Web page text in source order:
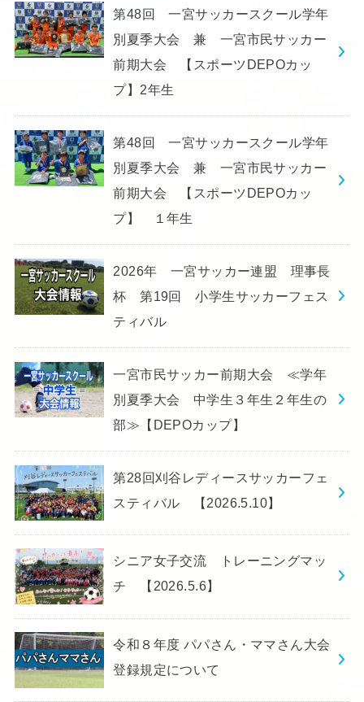
第48回 一宮サッカースクール学年
別夏季大会 兼 一宮市民サッカー
前期大会 【スポーツDEPOカッ
プ】2年生
第48回 一宮サッカースクール学年
別夏季大会 兼 一宮市民サッカー
前期大会 【スポーツDEPOカッ
プ】 １年生
2026年 一宮サッカー連盟 理事長
杯 第19回 小学生サッカーフェス
ティバル
一宮市民サッカー前期大会 ≪学年
別夏季大会 中学生３年生２年生の
部≫【DEPOカップ】
第28回刈谷レディースサッカーフェ
スティバル 【2026.5.10】
シニア女子交流 トレーニングマッ
チ 【2026.5.6】
令和８年度 パパさん・ママさん大会
登録規定について